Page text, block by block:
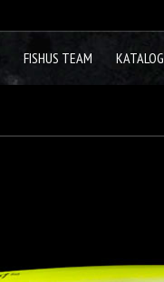
FISHUS TEAM KATALOG